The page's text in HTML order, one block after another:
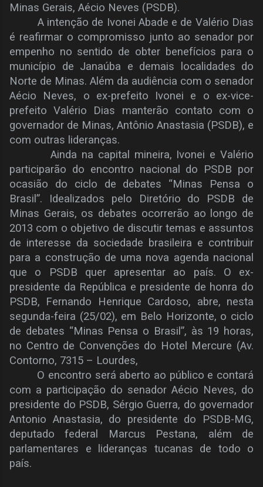
Minas Gerais, Aécio Neves (PSDB).
A intenção de Ivonei Abade e de Valério Dias
é reafirmar o compromisso junto ao senador por
empenho no sentido de obter benefícios para o
município de Janaúba e demais localidades do
Norte de Minas. Além da audiência com o senador
Aécio Neves, o ex-prefeito Ivonei e o ex-vice-
prefeito Valério Dias manterão contato com o
governador de Minas, Antônio Anastasia (PSDB), e
com outras lideranças.
Ainda na capital mineira, Ivonei e Valério
participarão do encontro nacional do PSDB por
ocasião do ciclo de debates “Minas Pensa o
Brasil”. Idealizados pelo Diretório do PSDB de
Minas Gerais, os debates ocorrerão ao longo de
2013 com o objetivo de discutir temas e assuntos
de interesse da sociedade brasileira e contribuir
para a construção de uma nova agenda nacional
que o PSDB quer apresentar ao país. O ex-
presidente da República e presidente de honra do
PSDB, Fernando Henrique Cardoso, abre, nesta
segunda-feira (25/02), em Belo Horizonte, o ciclo
de debates “Minas Pensa o Brasil”, às 19 horas,
no Centro de Convenções do Hotel Mercure (Av.
Contorno, 7315 – Lourdes,
O encontro será aberto ao público e contará
com a participação do senador Aécio Neves, do
presidente do PSDB, Sérgio Guerra, do governador
Antonio Anastasia, do presidente do PSDB-MG,
deputado federal Marcus Pestana, além de
parlamentares e lideranças tucanas de todo o
país.